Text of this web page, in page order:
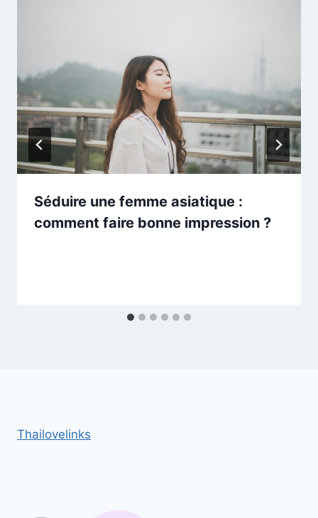
Séduire une femme asiatique :
comment faire bonne impression ?
Thailovelinks